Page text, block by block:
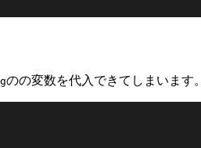
のの変数を代入できてしまいます。